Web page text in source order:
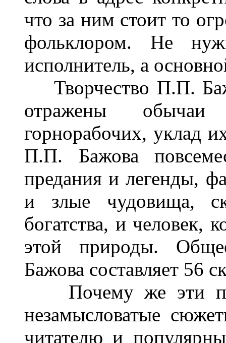
что за ним стоит то
фольклором. Не
исполнитель, а
Творчество П.П.
отражены
горнорабочих, уклад
П.П. Бажова
предания и легенды,
и злые чудовища,
богатства, и человек,
этой природы.
Бажова составляет 56
Почему же эти
незамысловатые
читателю и